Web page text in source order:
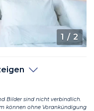
1 / 2
Bilder sind nicht verbindlich.
können ohne Vorankündigung